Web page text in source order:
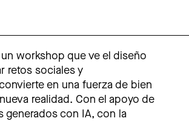
workshop que ve el diseño
retos sociales y
en una fuerza de bien
realidad. Con el apoyo de
generados con IA, con la